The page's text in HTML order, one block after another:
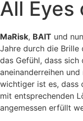
All Eyes
MaRisk, BAIT und nun
Jahre durch die Brille
das Gefühl, dass
aneinanderreihen
wichtiger ist es, dass
mit entsprechenden
angemessen erfüllt